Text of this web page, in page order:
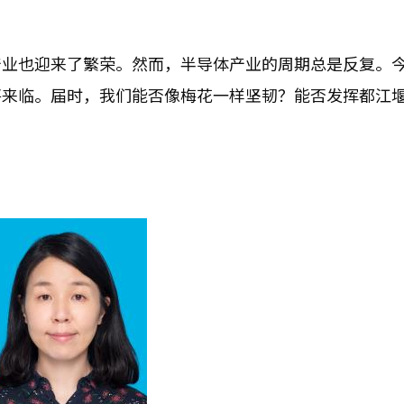
也迎来了繁荣。然而，半导体产业的周期总是反复。
临。届时，我们能否像梅花一样坚韧？能否发挥都江